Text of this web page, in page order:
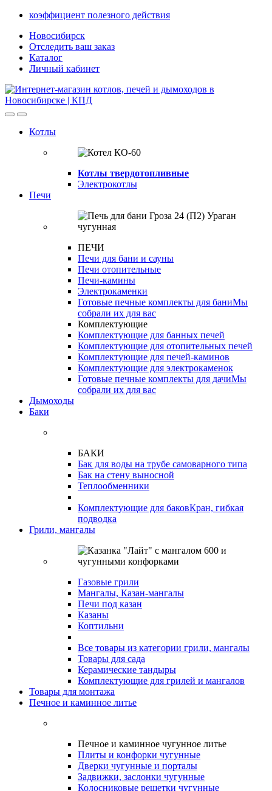
Skip
navigation
Skip
content
коэффициент полезного действия
Новосибирск
Отследить ваш заказ
Каталог
Личный кабинет
OpenClose
Котлы
Котлы твердотопливные
Электрокотлы
Печи
ПЕЧИ
Печи для бани и сауны
Печи отопительные
Печи-камины
Электрокаменки
Готовые печные комплекты для баниМы
собрали их для вас
Комплектующие
Комплектующие для банных печей
Комплектующие для отопительных печей
Комплектующие для печей-каминов
Комплектующие для электрокаменок
Готовые печные комплекты для дачиМы
собрали их для вас
Дымоходы
Баки
БАКИ
Бак для воды на трубе самоварного типа
Бак на стену выносной
Теплообменники
Комплектующие для баковКран, гибкая
подводка
Грили, мангалы
Газовые грили
Мангалы, Казан-мангалы
Печи под казан
Казаны
Коптильни
Все товары из категории грили, мангалы
Товары для сада
Керамические тандыры
Комплектующие для грилей и мангалов
Товары для монтажа
Печное и каминное литье
Печное и каминное чугунное литье
Плиты и конфорки чугунные
Дверки чугунные и порталы
Задвижки, заслонки чугунные
Колосниковые решетки чугунные